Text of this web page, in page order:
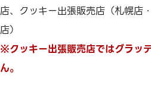
店、クッキー出張販売店（札幌店
店）
※クッキー出張販売店ではグラッ
ん。